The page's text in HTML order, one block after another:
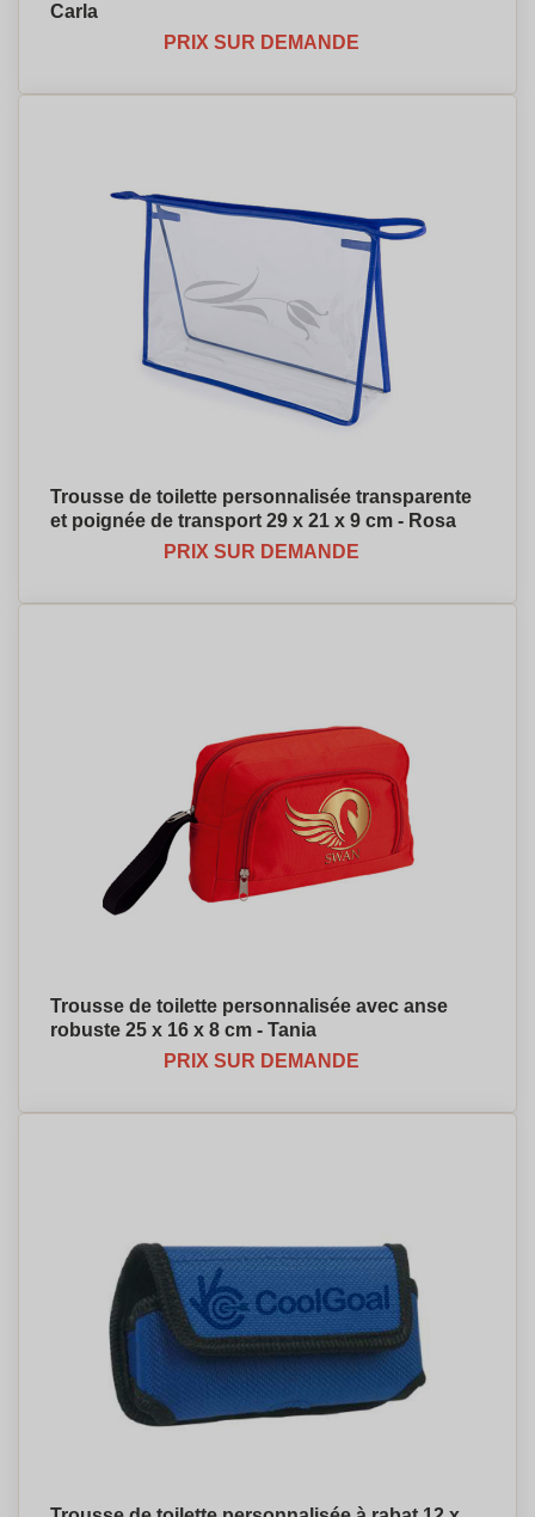
Carla
PRIX SUR DEMANDE
Trousse de toilette personnalisée transparente
et poignée de transport 29 x 21 x 9 cm - Rosa
PRIX SUR DEMANDE
Trousse de toilette personnalisée avec anse
robuste 25 x 16 x 8 cm - Tania
PRIX SUR DEMANDE